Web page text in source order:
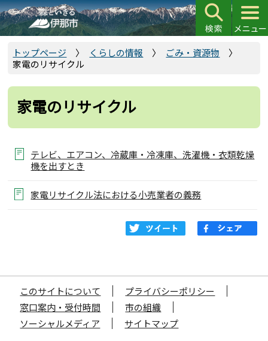
こ
の
ペ
で
トップページ くらしの情報
ごみ・資源物
家電のリサイクル
家電のリサイクル
テレビ、エアコン、冷蔵庫・冷凍庫、洗濯機・衣類乾燥
機を出すとき
家電リサイクル法における小売業者の義務
このサイトについて
プライバシーポリシー
窓口案内・受付時間
市の組織
ソーシャルメディア
サイトマップ